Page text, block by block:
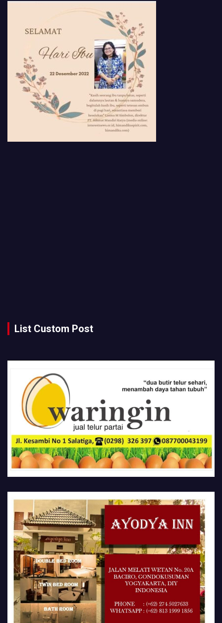
List Custom Post